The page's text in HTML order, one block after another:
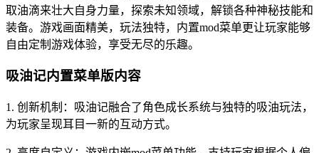
取油滴来壮大自身力量，探索未知领域，解锁各种神秘技能和
装备。游戏画面精美，玩法独特，内置mod菜单更让玩家能够
自由定制游戏体验，享受无尽的乐趣。
吸油记内置菜单版内容
1. 创新机制：吸油记融合了角色成长系统与独特的吸油玩法，
为玩家呈现耳目一新的互动方式。